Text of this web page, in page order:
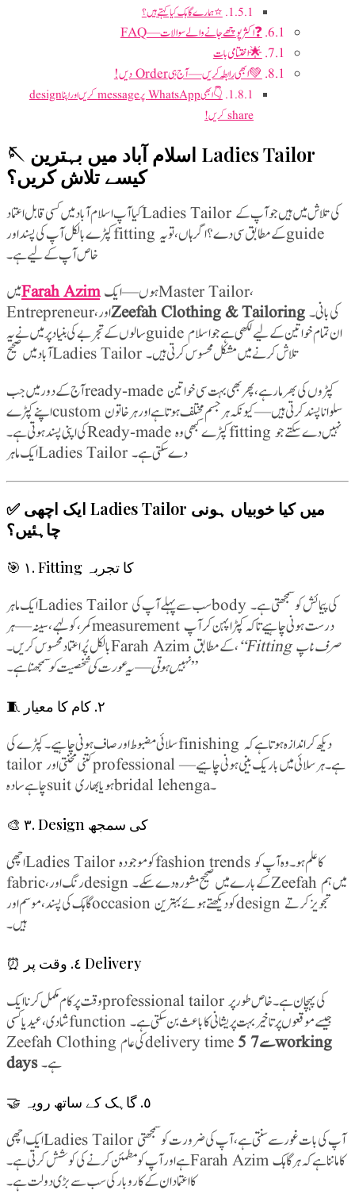
⭐ ہمارے گاہک کیا کہتے ہیں؟
❓ اکثر پوچھے جانے والے سوالات — FAQ
🌟 اختتامی بات
💚 ابھی رابطہ کریں — آج ہی Order دیں!
👇 ابھی WhatsApp پر message کریں اور اپنا design
share کریں!
🪡 اسلام آباد میں بہترین Ladies Tailor
کیسے تلاش کریں؟
کیا آپ اسلام آباد میں کسی قابل اعتماد Ladies Tailor کی تلاش میں ہیں جو آپ کے
کپڑے بالکل آپ کی پسند اور fitting کے مطابق سی دے؟ اگر ہاں، تو یہ guide
خاص آپ کے لیے ہے۔
Farah Azimہوں — ایک Master Tailor،
Zeefah Clothing & Tailoring
سالوں کے تجربے کی بنیاد پر میں نے یہ guide ان تمام خواتین کے لیے لکھی ہے جو اسلام
آباد میں صحیح Ladies Tailor تلاش کرنے میں مشکل محسوس کرتی ہیں۔
آج کے دور میں جب ready-made کپڑوں کی بھرمار ہے، پھر بھی بہت سی خواتین
اپنے کپڑے custom سلوانا پسند کرتی ہیں — کیونکہ ہر جسم مختلف ہوتا ہے اور ہر خاتون
کی اپنی پسند ہوتی ہے۔ Ready-made کپڑے کبھی وہ fitting نہیں دے سکتے جو
ایک ماہر Ladies Tailor دے سکتی ہے۔
✅ ایک اچھی Ladies Tailor میں کیا خوبیاں ہونی
چاہئیں؟
🎯 ١. Fitting کا تجربہ
ایک ماہر Ladies Tailor سب سے پہلے آپ کی body کی پیمائش کو سمجھتی ہے۔
کمر، کولہے، سینہ — ہر measurement درست ہونی چاہیے تاکہ کپڑا پہن کر آپ
بالکل پُراعتماد محسوس کریں۔ Farah Azim کے مطابق،“Fitting صرف ناپ
نہیں ہوتی — یہ عورت کی شخصیت کو سمجھنا ہے۔”
🧵 ٢. کام کا معیار
سلائی مضبوط اور صاف ہونی چاہیے۔ کپڑے کی finishing دیکھ کر اندازہ ہوتا ہے کہ
tailor کتنی محنتی اور professional ہے۔ ہر سلائی میں باریک بینی ہونی چاہیے —
چاہے سادہ suit ہو یا بھاری bridal lehenga۔
🎨 ٣. Design کی سمجھ
اچھی Ladies Tailor کو موجودہ fashion trends کا علم ہو۔ وہ آپ کو
fabric، رنگ اور design کے بارے میں صحیح مشورہ دے سکے۔ Zeefah میں ہم
گاہک کی پسند، موسم اور occasion کو دیکھتے ہوئے بہترین design تجویز کرتے
ہیں۔
⏰ ٤. وقت پر Delivery
وقت پر کام مکمل کرنا ایک professional tailor کی پہچان ہے۔ خاص طور پر
شادی، عید یا کسی function جیسے موقعوں پر تاخیر بہت پریشانی کا باعث بن سکتی ہے۔
Zeefah Clothing کی عام delivery time 5 سے 7 working
daysہے۔
🤝 ٥. گاہک کے ساتھ رویہ
ایک اچھی Ladies Tailor آپ کی بات غور سے سنتی ہے، آپ کی ضرورت کو سمجھتی
ہے اور آپ کو مطمئن کرنے کی کوشش کرتی ہے۔ Farah Azim کا ماننا ہے کہ ہر گاہک
کا اعتماد ان کے کاروبار کی سب سے بڑی دولت ہے۔